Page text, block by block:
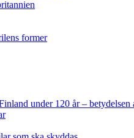
former
under 120 år– betydelsen